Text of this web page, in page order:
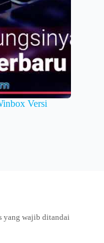
Versi
yang wajib ditandai